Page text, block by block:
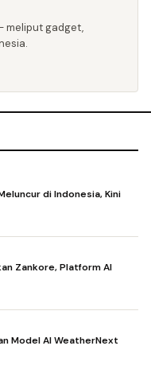
meliput gadget,
di Indonesia, Kini
Zankore, Platform AI
Model AI WeatherNext